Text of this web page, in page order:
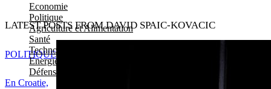
Economie
Politique
Agriculture et Alimentation
Santé
Technologies
Energie, Environnement et Transport
Défense
LATEST POSTS FROM DAVID SPAIC-KOVACIC
En Croatie,
POLITIQUE